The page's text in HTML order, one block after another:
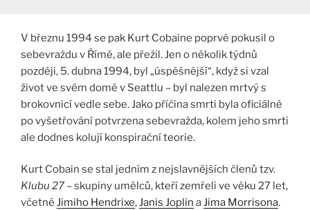
V březnu 1994 se pak Kurt Cobaine poprvé pokusil o
sebevraždu v Římě, ale přežil. Jen o několik týdnů
později, 5. dubna 1994, byl „úspěšnější“, když si vzal
život ve svém domě v Seattlu – byl nalezen mrtvý s
brokovnicí vedle sebe. Jako příčina smrti byla oficiálně
po vyšetřování potvrzena sebevražda, kolem jeho smrti
ale dodnes kolují konspirační teorie​.​
Kurt Cobain se stal jedním z nejslavnějších členů tzv.
Klubu 27– skupiny umělců, kteří zemřeli ve věku 27 let,
včetně Jimiho Hendrixe,Janis Joplin aJima Morrisona.